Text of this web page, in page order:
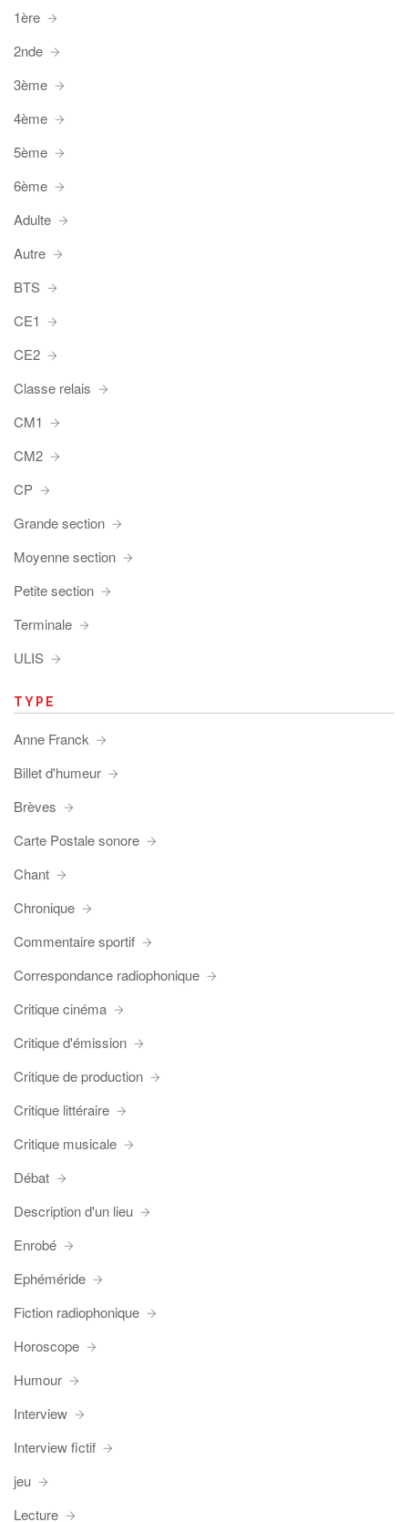
1ère
2nde
3ème
4ème
5ème
6ème
Adulte
Autre
BTS
CE1
CE2
Classe relais
CM1
CM2
CP
Grande section
Moyenne section
Petite section
Terminale
ULIS
TYPE
Anne Franck
Billet d'humeur
Brèves
Carte Postale sonore
Chant
Chronique
Commentaire sportif
Correspondance radiophonique
Critique cinéma
Critique d'émission
Critique de production
Critique littéraire
Critique musicale
Débat
Description d'un lieu
Enrobé
Ephéméride
Fiction radiophonique
Horoscope
Humour
Interview
Interview fictif
jeu
Lecture